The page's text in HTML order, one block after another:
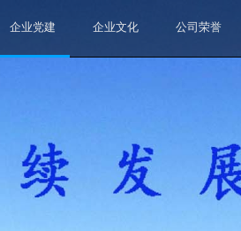
企业党建 企业文化 公司荣誉